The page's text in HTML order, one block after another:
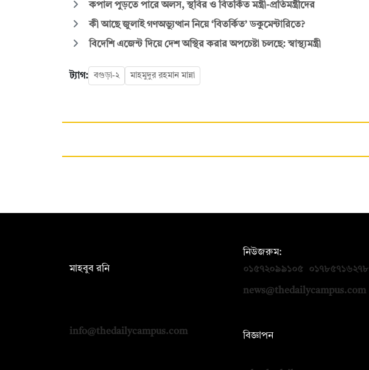
কপাল পুড়তে পারে অলস, স্থবির ও বিতর্কিত মন্ত্রী-প্রতিমন্ত্রীদের
কী আছে জুলাই গণঅভ্যুত্থান নিয়ে ‘বিতর্কিত’ ডকুমেন্টারিতে?
বিদেশি এজেন্ট দিয়ে দেশ অস্থির করার অপচেষ্টা চলছে: স্বাস্থ্যমন্ত্রী
ট্যাগ: বগুড়া-২ মাহমুদুর রহমান মান্না
মাহবুব রনি
info@thedailycampus.com
নিউজরুম:
০১৫৭২০৯৯১০৫
০১৭৮৫৭১৬২৭৮
news@thedailycampus.com
বিজ্ঞাপন